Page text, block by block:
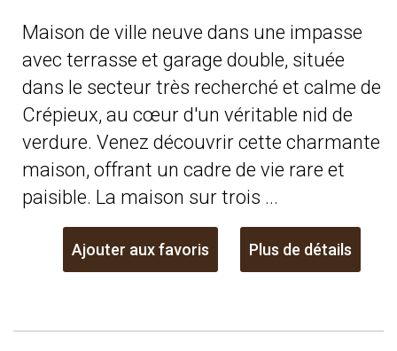
Maison de ville neuve dans une impasse
avec terrasse et garage double, située
dans le secteur très recherché et calme de
Crépieux, au cœur d'un véritable nid de
verdure. Venez découvrir cette charmante
maison, offrant un cadre de vie rare et
paisible. La maison sur trois ...
Ajouter aux favoris Plus de détails